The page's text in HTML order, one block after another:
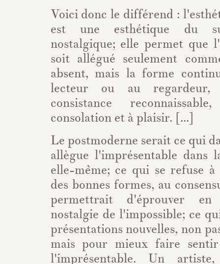
Voici donc le différend :
est une esthétique du
nostalgique; elle permet que
soit allégué seulement
absent, mais la forme
lecteur ou au
consistance
consolation et à plaisir. [...]
Le postmoderne serait ce qui
allègue l'imprésentable dans
elle-même; ce qui se refuse
des bonnes formes, au
permettrait d'éprouver
nostalgie de l'impossible; ce
présentations nouvelles, non
mais pour mieux faire
l'imprésentable. Un